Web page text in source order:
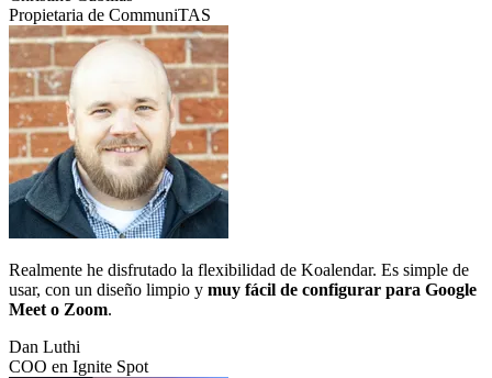
Propietaria de CommuniTAS
Realmente he disfrutado la flexibilidad de Koalendar. Es simple de
usar, con un diseño limpio y muy fácil de configurar para Google
Meet o Zoom.
Dan Luthi
COO en Ignite Spot